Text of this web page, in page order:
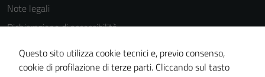
Note legali
Dichiarazione di accessibilità
Dichiarazione di accessibilità Servizi
Whistleblowing
Questo sito utilizza cookie tecnici e, previo consenso,
cookie di profilazione di terze parti. Cliccando sul tasto